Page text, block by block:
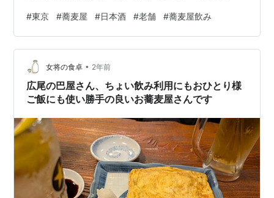
掘り下げていきます。 蕎麦屋は、単に美味しい蕎麦をい
ただく場所だけではありません。特に東京では、江戸時
代から脈々と受け継がれる「蕎麦前」という粋な文化が
深く根付いています。一杯の酒とそれに寄り添う旬の肴
を心ゆくまで味わい、心地よい時間と空間を楽しみ、そ
して頃合いを見て蕎麦で〆る。この一連の流れその…
#東京 #蕎麦屋 #日本酒 #老舗 #蕎麦屋飲み
女将の食卓 • 2年前
広尾の巴屋さん、ちょい飲み利用にもおひとり様
ご飯にも使い勝手の良いお蕎麦屋さんです